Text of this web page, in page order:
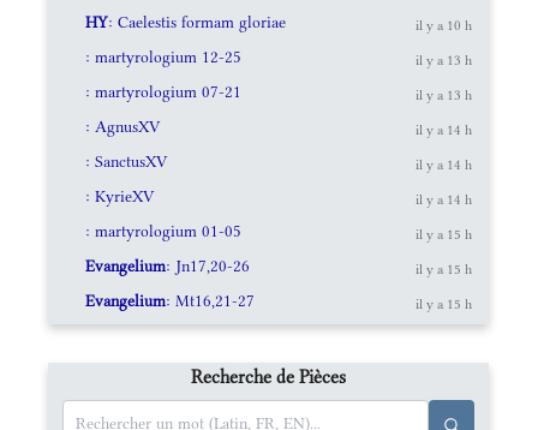
HY: Caelestis formam gloriae il y a 10 h
: martyrologium 12-25 il y a 13 h
: martyrologium 07-21 il y a 13 h
: AgnusXV il y a 14 h
: SanctusXV il y a 14 h
: KyrieXV il y a 14 h
: martyrologium 01-05 il y a 15 h
Evangelium: Jn17,20-26 il y a 15 h
Evangelium: Mt16,21-27 il y a 15 h
Recherche de Pièces